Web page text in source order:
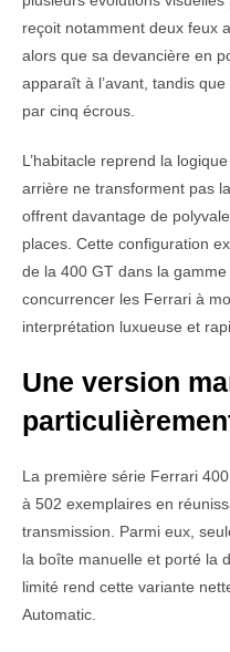
reçoit notamment deux feux
alors que sa devancière en
apparaît à l’avant, tandis
par cinq écrous.
L’habitacle reprend la
arrière ne transforment pas
offrent davantage de
places. Cette configuration
de la 400 GT dans la
concurrencer les Ferrari à
interprétation luxueuse et
Une version
La première série Ferrari
à 502 exemplaires en
transmission. Parmi eux,
la boîte manuelle et porté la
limité rend cette variante
Automatic.